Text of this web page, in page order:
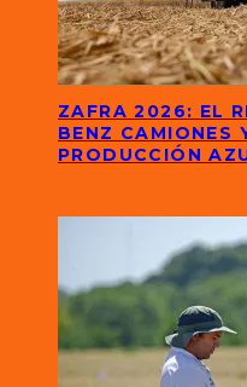
ZAFRA 2026: EL
BENZ CAMIONES
PRODUCCIÓN